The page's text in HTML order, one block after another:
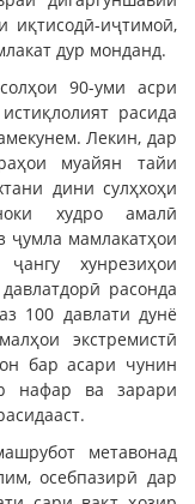
иқтисодӣ-иҷтимоӣ,
дур монданд.
90-уми асри
расида
Лекин, дар
муайян тайи
дини сулҳхоҳи
худро амалӣ
ҷумла мамлакатҳои
хунрезиҳои
расонда
100 давлати дунё
экстремистӣ
бар асари чунин
нафар ва зарари
метавонад
осебпазирӣ дар